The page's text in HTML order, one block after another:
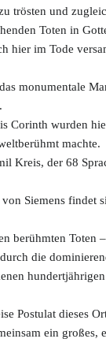
trösten und
Toten in
hier im Tode
monumentale
Corinth wurden
machte.
Kreis, der 68
Siemens
berühmten Toten
die
Postulat dieses
ein großes,